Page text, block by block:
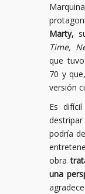
Marty,
Time,
que
70 y
versión
Es
podría
obra
una